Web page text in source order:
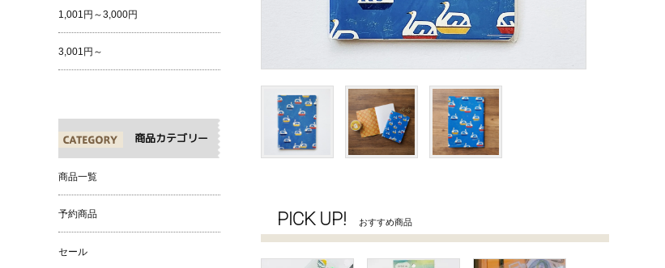
PICK UP! おすすめ商品
1,001円～3,000円
3,001円～
商品カテゴリー
商品一覧
予約商品
セール